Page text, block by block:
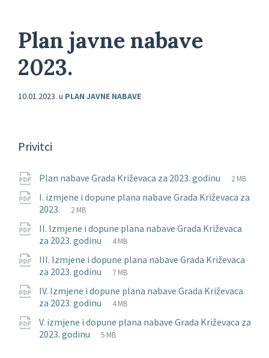
Plan javne nabave
2023.
10.01.2023. u PLAN JAVNE NABAVE
Privitci
Plan nabave Grada Križevaca za 2023. godinu
File
pdf
File
2 MB
I. izmjene i dopune plana nabave Grada Križevaca za
2023.
File
pdf
File
2 MB
II. Izmjene i dopune plana nabave Grada Križevaca
za 2023. godinu
File
pdf
File
4 MB
III. Izmjene i dopune plana nabave Grada Križevaca
za 2023. godinu
File
pdf
File
7 MB
IV. Izmjene i dopune plana nabave Grada Križevaca
za 2023. godinu
File
pdf
File
4 MB
V. izmjene i dopune plana nabave Grada Križevaca za
2023. godinu
File
pdf
File
5 MB